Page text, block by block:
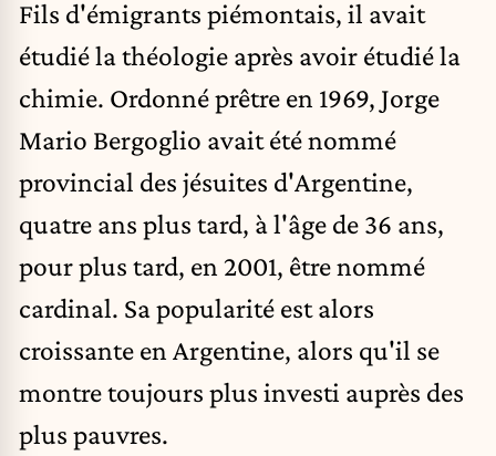
Fils d'émigrants piémontais, il avait
étudié la théologie après avoir étudié la
chimie. Ordonné prêtre en 1969, Jorge
Mario Bergoglio avait été nommé
provincial des jésuites d'Argentine,
quatre ans plus tard, à l'âge de 36 ans,
pour plus tard, en 2001, être nommé
cardinal. Sa popularité est alors
croissante en Argentine, alors qu'il se
montre toujours plus investi auprès des
plus pauvres.